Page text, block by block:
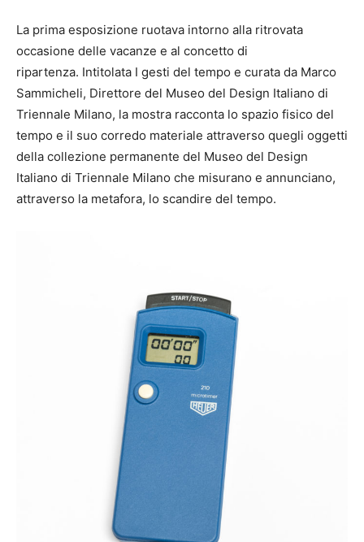
La prima esposizione ruotava intorno alla ritrovata
occasione delle vacanze e al concetto di
ripartenza. Intitolata I gesti del tempo e curata da Marco
Sammicheli, Direttore del Museo del Design Italiano di
Triennale Milano, la mostra racconta lo spazio fisico del
tempo e il suo corredo materiale attraverso quegli oggetti
della collezione permanente del Museo del Design
Italiano di Triennale Milano che misurano e annunciano,
attraverso la metafora, lo scandire del tempo.